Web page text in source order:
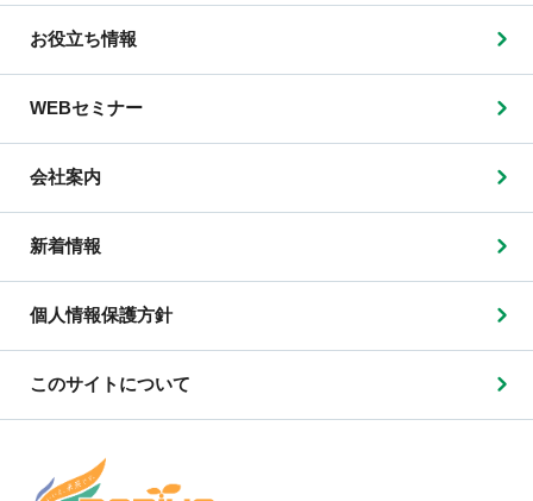
お役立ち情報
WEBセミナー
会社案内
新着情報
個人情報保護方針
このサイトについて